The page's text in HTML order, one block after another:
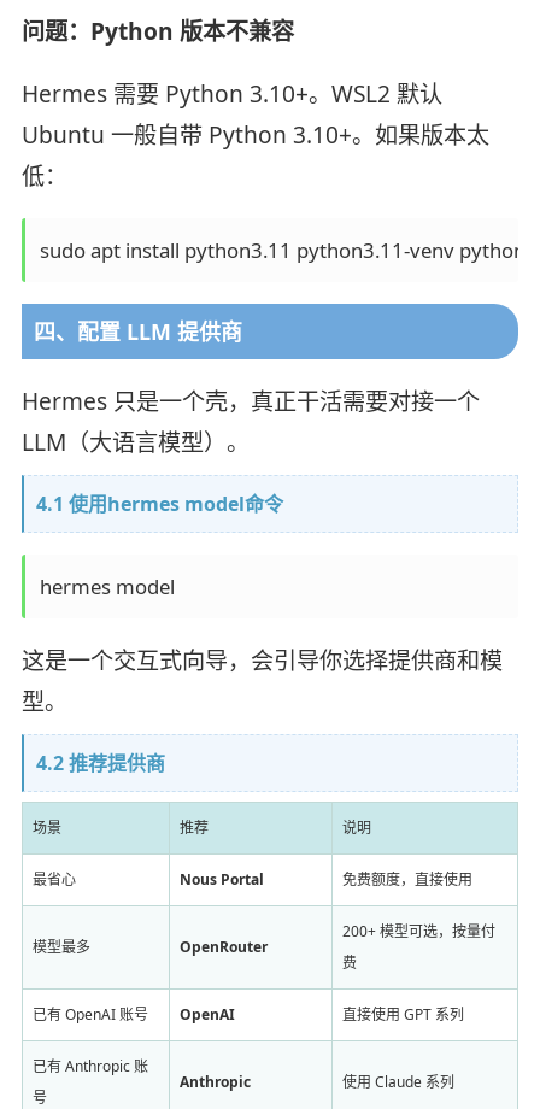
问题：Python 版本不兼容
Hermes 需要 Python 3.10+。WSL2 默认
Ubuntu 一般自带 Python 3.10+。如果版本太
低：
sudo apt install python3.11 python3.11-venv
四、配置 LLM 提供商
Hermes 只是一个壳，真正干活需要对接一个
LLM（大语言模型）。
4.1 使用hermes model命令
这是一个交互式向导，会引导你选择提供商和模
型。
4.2 推荐提供商
场景 推荐 说明
最省心 Nous Portal 免费额度，直接使用
模型最多 OpenRouter
200+ 模型可选，按量付
费
已有 OpenAI 账号 OpenAI 直接使用 GPT 系列
已有 Anthropic 账
号
Anthropic 使用 Claude 系列